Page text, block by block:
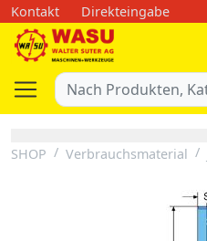
Kontakt Direkteingabe
SHOP Verbrauchsmaterial